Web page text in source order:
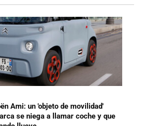
Ami: un 'objeto de movilidad'
se niega a llamar coche y que